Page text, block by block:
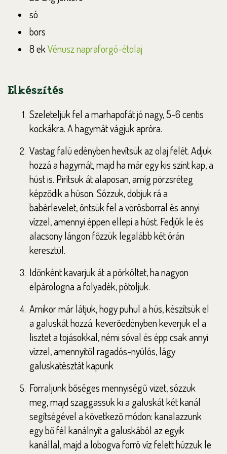
só
bors
8 ekVénusz napraforgó-étolaj
Elkészítés
Szeleteljük fel a marhapofát jó nagy, 5-6 centis
kockákra. A hagymát vágjuk apróra.
Vastag falú edényben hevítsük az olaj felét. Adjuk
hozzá a hagymát, majd ha már egy kis színt kap, a
húst is. Pirítsuk át alaposan, amíg pörzsréteg
képződik a húson. Sózzuk, dobjuk rá a
babérlevelet, öntsük fel a vörösborral és annyi
vízzel, amennyi éppen ellepi a húst. Fedjük le és
alacsony lángon főzzük legalább két órán
keresztül.
Időnként kavarjuk át a pörköltet, ha nagyon
elpárologna a folyadék, pótoljuk.
Amikor már látjuk, hogy puhul a hús, készítsük el
a galuskát hozzá: keverőedényben keverjük el a
lisztet a tojásokkal, némi sóval és épp csak annyi
vízzel, amennyitől ragadós-nyúlós, lágy
galuskatésztát kapunk
Forraljunk bőséges mennyiségű vizet, sózzuk
meg, majd szaggassuk ki a galuskát két kanál
segítségével a következő módon: kanalazzunk
egy bő fél kanálnyit a galuskából az egyik
kanállal, majd a lobogva forró víz felett húzzuk le